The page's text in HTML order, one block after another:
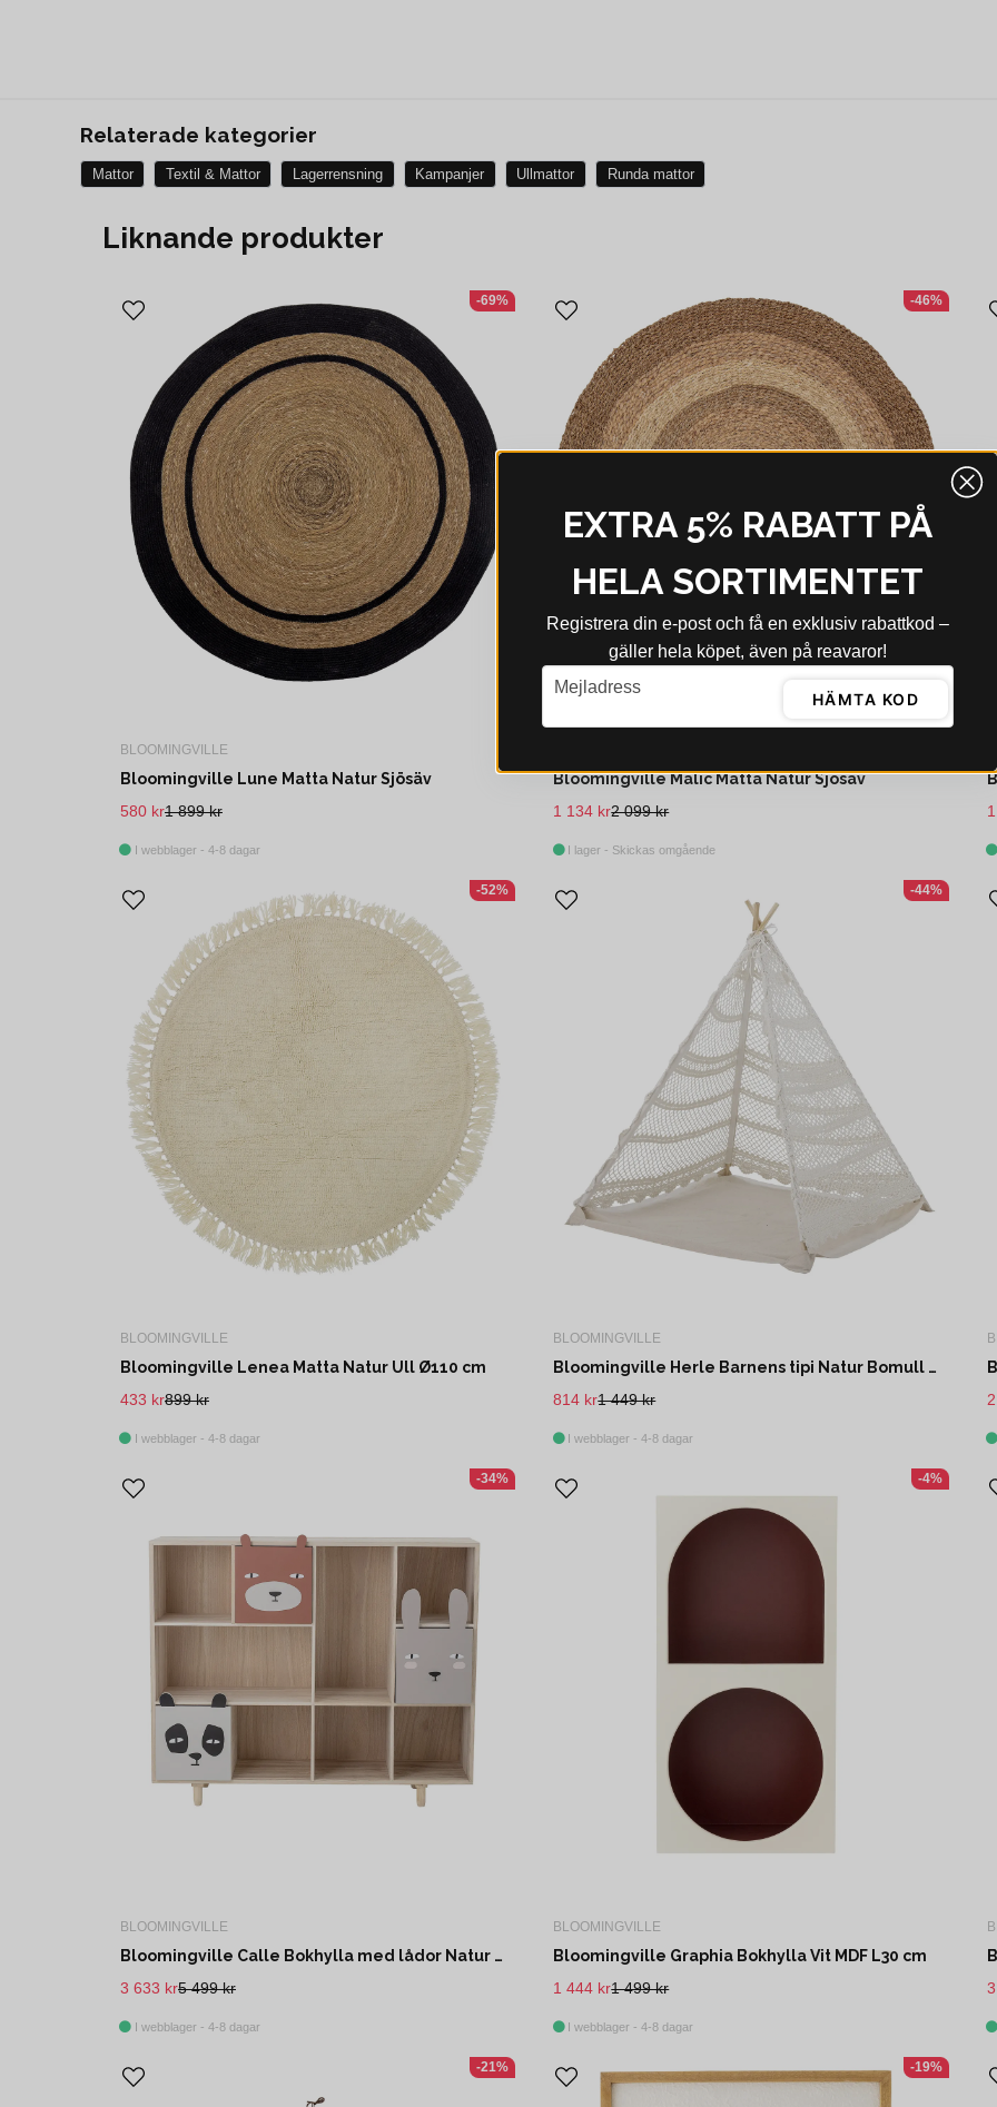
Relaterade kategorier
Mattor Textil & Mattor Lagerrensning Kampanjer Ullmattor Runda mattor
Liknande produkter
BLOOMINGVILLE
Bloomingville Lune Matta Natur Sjösäv
1 899 kr
580 kr
I webblager - 4-8 dagar
-69%
Bloomingville Malic Matta Natur Sjösäv
2 099 kr
1 134 kr
I lager - Skickas omgående
-46%
BLOOMINGVILLE
Bloomingville Lenea Matta Natur Ull Ø110 cm
899 kr
433 kr
I webblager - 4-8 dagar
-52%
BLOOMINGVILLE
Bloomingville Herle Barnens tipi Natur Bomull L100 cm
1 449 kr
814 kr
I webblager - 4-8 dagar
-44%
BLOOMINGVILLE
Bloomingville Calle Bokhylla med lådor Natur Paulownia L107 cm
5 499 kr
3 633 kr
I webblager - 4-8 dagar
-34%
BLOOMINGVILLE
Bloomingville Graphia Bokhylla Vit MDF L30 cm
1 499 kr
1 444 kr
I webblager - 4-8 dagar
-4%
-21% -19%
EXTRA 5% RABATT PÅ
HELA SORTIMENTET
Registrera din e‑post och få en exklusiv rabattkod –
gäller hela köpet, även på reavaror!
email
Mejladress
HÄMTA KOD